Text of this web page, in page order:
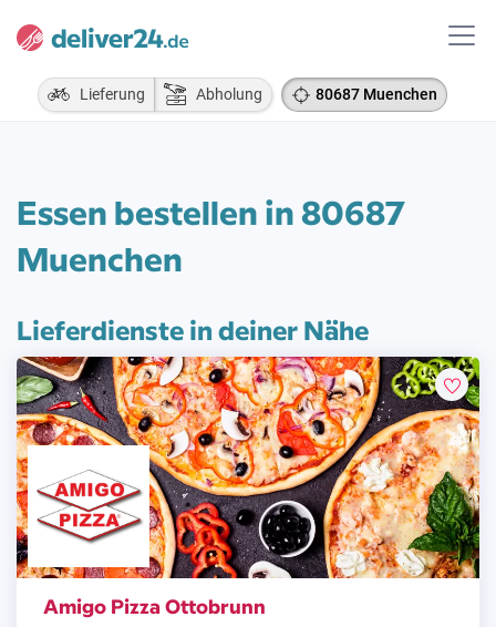
Lieferung Abholung 80687 Muenchen
Essen bestellen in 80687
Muenchen
Lieferdienste in deiner Nähe
Amigo Pizza Ottobrunn